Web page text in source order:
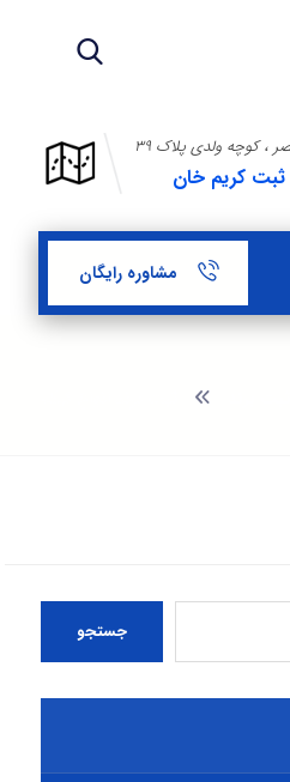
، کوچه ولدی پلاک ۳۹
کریم خان
مشاوره رایگان
جستجو